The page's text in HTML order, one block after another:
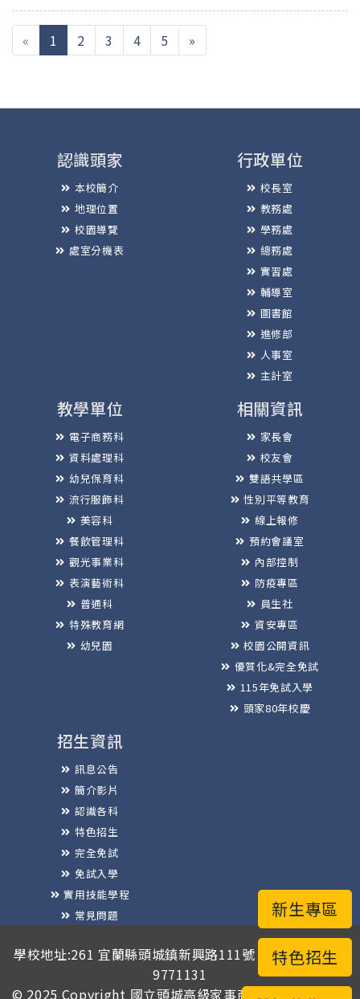
« 1 (current)
2 3 4 5 »
特色招生
新生專區
認識頭家
本校簡介
地理位置
校園導覽
處室分機表
行政單位
校長室
教務處
學務處
總務處
實習處
輔導室
圖書館
進修部
人事室
主計室
教學單位
電子商務科
資料處理科
幼兒保育科
流行服飾科
美容科
餐飲管理科
觀光事業科
表演藝術科
普通科
特殊教育網
幼兒園
相關資訊
家長會
校友會
雙語共學區
性別平等教育
線上報修
預約會議室
內部控制
防疫專區
員生社
資安專區
校園公開資訊
優質化&完全免試
115年免試入學
頭家80年校慶
招生資訊
訊息公告
簡介影片
認識各科
特色招生
完全免試
免試入學
實用技能學程
常見問題
學校地址:261 宜蘭縣頭城鎮新興路111號 / 電話總機:03-
9771131
© 2025 Copyright 國立頭城高級家事商業職業學校